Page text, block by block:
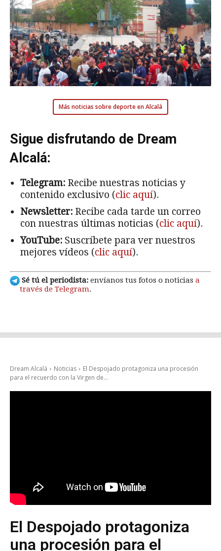
Más noticias sobre deporte en Alcalá
Sigue disfrutando de Dream
Alcalá:
Telegram: Recibe nuestras noticias y
contenido exclusivo (clic aquí).
Newsletter: Recibe cada tarde un correo
con nuestras últimas noticias (clic aquí).
YouTube: Suscríbete para ver nuestros
mejores vídeos (clic aquí).
Sé tú el periodista: envíanos tus fotos o noticias a
través de Telegram.